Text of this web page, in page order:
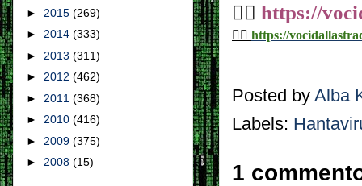
👉🏼 https://
👉🏼 https://
Posted by Alba
Labels:
1
► 2015 (269)
► 2014 (333)
► 2013 (311)
► 2012 (462)
► 2011 (368)
► 2010 (416)
► 2009 (375)
► 2008 (15)